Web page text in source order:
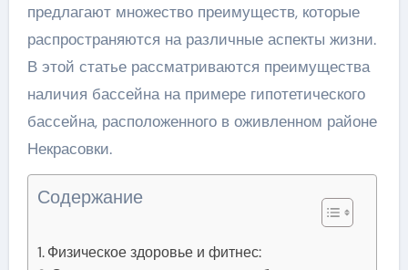
предлагают множество преимуществ, которые
распространяются на различные аспекты жизни.
В этой статье рассматриваются преимущества
наличия бассейна на примере гипотетического
бассейна, расположенного в оживленном районе
Некрасовки.
Содержание
Физическое здоровье и фитнес: